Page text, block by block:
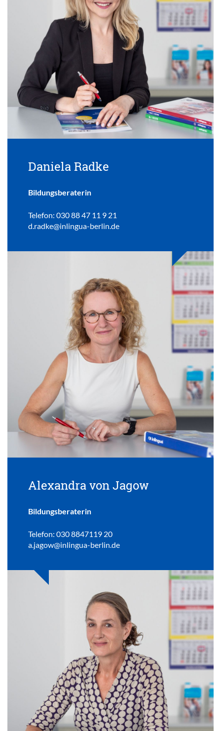
Daniela Radke
Bildungsberaterin
Telefon: 030 88 47 11 9 21
d.radke@inlingua-berlin.de
Alexandra von Jagow
Bildungsberaterin
Telefon: 030 8847119 20
a.jagow@inlingua-berlin.de